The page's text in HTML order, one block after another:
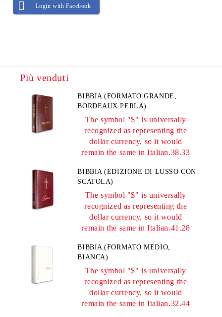
Login with Facebook
Più venduti
BIBBIA (FORMATO GRANDE,
BORDEAUX PERLA)
The symbol "$" is universally
recognized as representing the
dollar currency, so it would
remain the same in Italian.38.33
BIBBIA (EDIZIONE DI LUSSO CON
SCATOLA)
The symbol "$" is universally
recognized as representing the
dollar currency, so it would
remain the same in Italian.41.28
BIBBIA (FORMATO MEDIO,
BIANCA)
The symbol "$" is universally
recognized as representing the
dollar currency, so it would
remain the same in Italian.32.44